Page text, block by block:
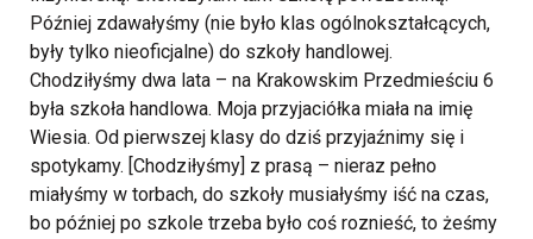
Później zdawałyśmy (nie było klas ogólnokształcących,
były tylko nieoficjalne) do szkoły handlowej.
Chodziłyśmy dwa lata – na Krakowskim Przedmieściu 6
była szkoła handlowa. Moja przyjaciółka miała na imię
Wiesia. Od pierwszej klasy do dziś przyjaźnimy się i
spotykamy. [Chodziłyśmy] z prasą – nieraz pełno
miałyśmy w torbach, do szkoły musiałyśmy iść na czas,
bo później po szkole trzeba było coś roznieść, to żeśmy